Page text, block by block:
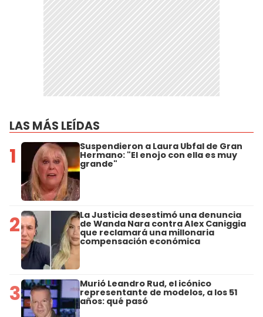
LAS MÁS LEÍDAS
1 Suspendieron a Laura Ubfal de Gran
Hermano: "El enojo con ella es muy
grande"
2 La Justicia desestimó una denuncia
de Wanda Nara contra Alex Caniggia
que reclamará una millonaria
compensación económica
3 Murió Leandro Rud, el icónico
representante de modelos, a los 51
años: qué pasó